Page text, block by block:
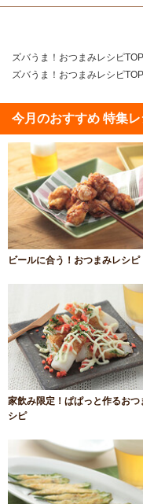
ズバうま！おつまみレシピTOP
ズバうま！おつまみレシピTOP
今月のおすすめ 特集
ビールに合う！おつまみレシピ
家飲み限定！ぱぱっと作るおつ
シピ